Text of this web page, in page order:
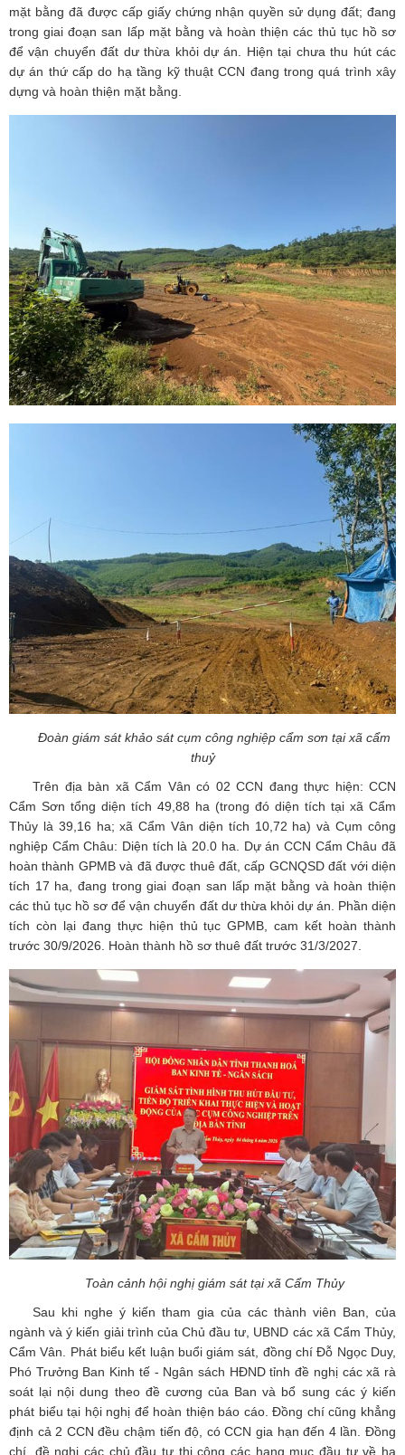
mặt bằng đã được cấp giấy chứng nhận quyền sử dụng đất; đang
trong giai đoạn san lấp mặt bằng và hoàn thiện các thủ tục hồ sơ
để vận chuyển đất dư thừa khỏi dự án. Hiện tại chưa thu hút các
dự án thứ cấp do hạ tầng kỹ thuật CCN đang trong quá trình xây
dựng và hoàn thiện mặt bằng.
Đoàn giám sát khảo sát cụm công nghiệp cẩm sơn tại xã cẩm
thuỷ
Trên địa bàn xã Cẩm Vân có 02 CCN đang thực hiện: CCN
Cẩm Sơn tổng diện tích 49,88 ha (trong đó diện tích tại xã Cẩm
Thủy là 39,16 ha; xã Cẩm Vân diện tích 10,72 ha) và Cụm công
nghiệp Cẩm Châu: Diện tích là 20.0 ha. Dự án CCN Cẩm Châu đã
hoàn thành GPMB và đã được thuê đất, cấp GCNQSD đất với diện
tích 17 ha, đang trong giai đoạn san lấp mặt bằng và hoàn thiện
các thủ tục hồ sơ để vận chuyển đất dư thừa khỏi dự án. Phần diện
tích còn lại đang thực hiện thủ tục GPMB, cam kết hoàn thành
trước 30/9/2026. Hoàn thành hồ sơ thuê đất trước 31/3/2027.
Toàn cảnh hội nghị giám sát tại xã Cẩm Thủy
Sau khi nghe ý kiến tham gia của các thành viên Ban, của
ngành và ý kiến giải trình của Chủ đầu tư, UBND các xã Cẩm Thủy,
Cẩm Vân. Phát biểu kết luận buổi giám sát, đồng chí Đỗ Ngọc Duy,
Phó Trưởng Ban Kinh tế - Ngân sách HĐND tỉnh đề nghị các xã rà
soát lại nội dung theo đề cương của Ban và bổ sung các ý kiến
phát biểu tại hội nghị để hoàn thiện báo cáo. Đồng chí cũng khẳng
định cả 2 CCN đều chậm tiến độ, có CCN gia hạn đến 4 lần. Đồng
chí, đề nghị các chủ đầu tư thi công các hạng mục đầu tư về hạ